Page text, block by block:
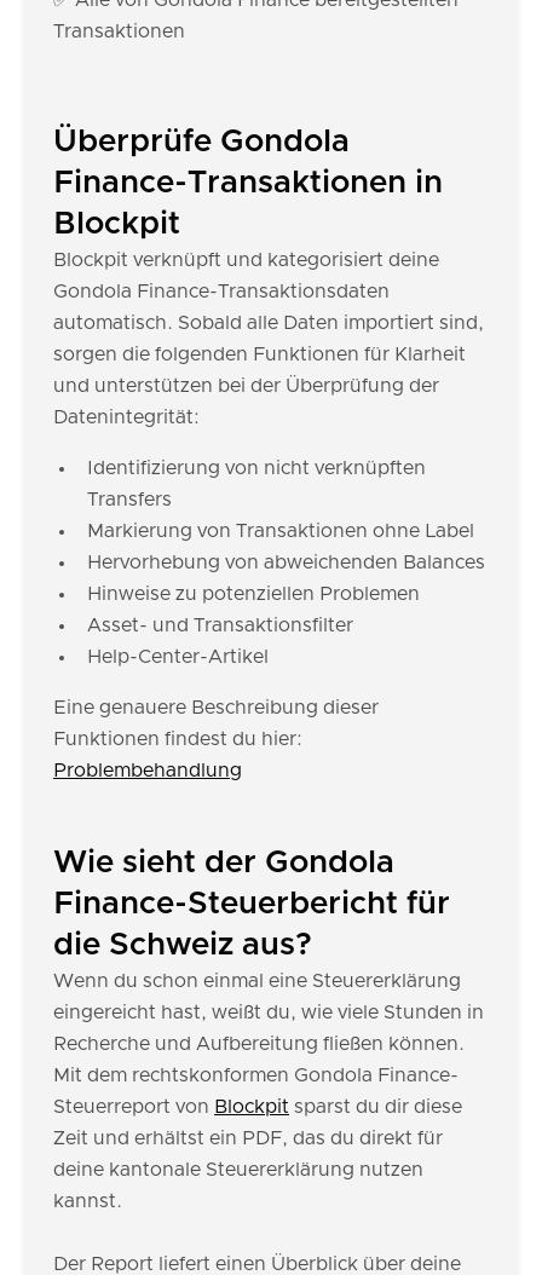
Transaktionen
Überprüfe Gondola
Finance-Transaktionen in
Blockpit
Blockpit verknüpft und kategorisiert deine
Gondola Finance-Transaktionsdaten
automatisch. Sobald alle Daten importiert sind,
sorgen die folgenden Funktionen für Klarheit
und unterstützen bei der Überprüfung der
Datenintegrität:
Identifizierung von nicht verknüpften
Transfers
Markierung von Transaktionen ohne Label
Hervorhebung von abweichenden Balances
Hinweise zu potenziellen Problemen
Asset- und Transaktionsfilter
Help-Center-Artikel
Eine genauere Beschreibung dieser
Funktionen findest du hier:
Problembehandlung
Wie sieht der Gondola
Finance-Steuerbericht für
die Schweiz aus?
Wenn du schon einmal eine Steuererklärung
eingereicht hast, weißt du, wie viele Stunden in
Recherche und Aufbereitung fließen können.
Mit dem rechtskonformen Gondola Finance-
Steuerreport von Blockpit sparst du dir diese
Zeit und erhältst ein PDF, das du direkt für
deine kantonale Steuererklärung nutzen
kannst.
Der Report liefert einen Überblick über deine